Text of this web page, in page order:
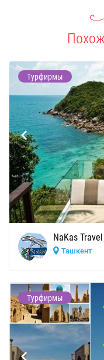
Турфирмы
NaKas Travel
Ташкент
Турфирмы